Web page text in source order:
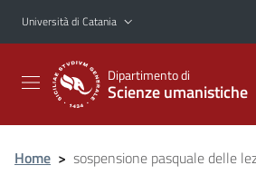
Vai al contenuto principale
Vai al menu di navigazione
Università di Catania
Dipartimento di
Scienze umanistiche
Home > sospensione pasquale delle